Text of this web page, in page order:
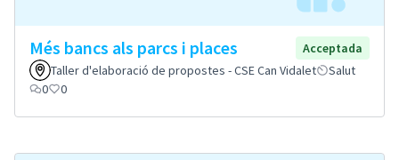
Més bancs als parcs i places
Acceptada
Taller d'elaboració de propostes - CSE Can Vidalet
Salut
0
0